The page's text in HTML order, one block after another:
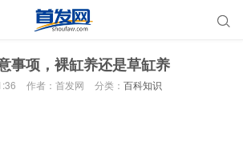

事项，裸缸养还是草缸养
作者：首发网 分类： 百科知识